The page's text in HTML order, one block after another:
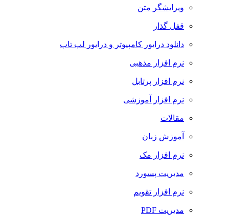
ویرایشگر متن
قفل گذار
دانلود درایور کامپیوتر و درایور لپ تاپ
نرم افزار مذهبی
نرم افزار پرتابل
نرم افزار آموزشی
مقالات
آموزش زبان
نرم افزار مک
مدیریت پسورد
نرم افزار تقویم
مدیریت PDF